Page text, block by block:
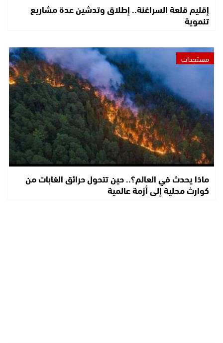
إقليم قلعة السراغنة.. إطلاق وتدشين عدة مشاريع
تنموية
مستجدات
ماذا يحدث في العالم؟.. حين تتحول حرائق الغابات من
كوارث محلية إلى أزمة عالمية